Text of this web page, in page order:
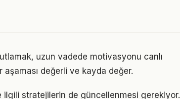
uzun vadede motivasyonu canlı
değerli ve kayda değer.
stratejilerin de güncellenmesi gerekiyor.